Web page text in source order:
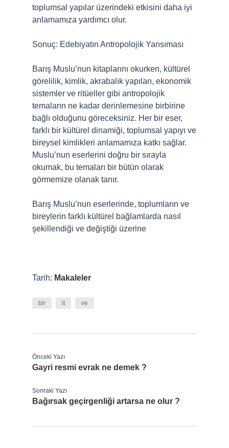
toplumsal yapılar üzerindeki etkisini daha iyi
anlamamıza yardımcı olur.
Sonuç: Edebiyatın Antropolojik Yansıması
Barış Muslu’nun kitaplarını okurken, kültürel
görelilik, kimlik, akrabalık yapıları, ekonomik
sistemler ve ritüeller gibi antropolojik
temaların ne kadar derinlemesine birbirine
bağlı olduğunu göreceksiniz. Her bir eser,
farklı bir kültürel dinamiği, toplumsal yapıyı ve
bireysel kimlikleri anlamamıza katkı sağlar.
Muslu’nun eserlerini doğru bir sırayla
okumak, bu temaları bir bütün olarak
görmemize olanak tanır.
Barış Muslu’nun eserlerinde, toplumların ve
bireylerin farklı kültürel bağlamlarda nasıl
şekillendiği ve değiştiği üzerine
Tarih: Makaleler
bir lt ve
Önceki Yazı
Gayri resmi evrak ne demek ?
Sonraki Yazı
Bağırsak geçirgenliği artarsa ne olur ?